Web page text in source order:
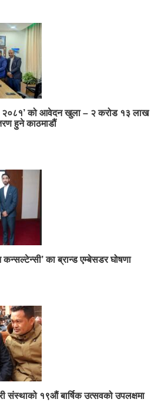
को आवेदन खुला – २ करोड १३ लाख
हुने काठमाडौं
का ब्रान्ड एम्बेसडर घोषणा
संस्थाको १९औं बार्षिक उत्सवको उपलक्षमा